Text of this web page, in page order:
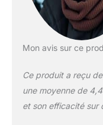
Mon avis sur ce
Ce produit a reçu
une moyenne de
et son efficacité sur